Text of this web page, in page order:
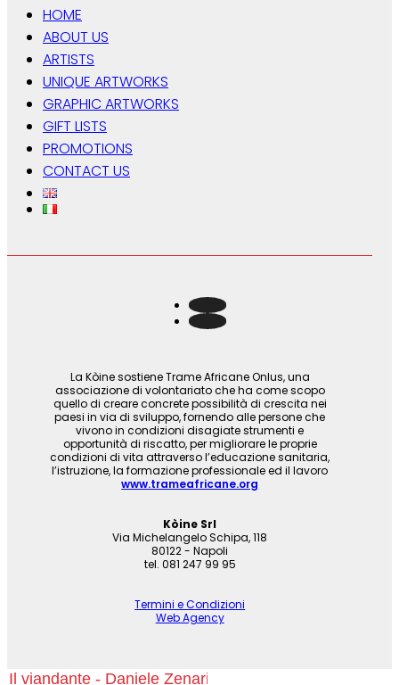
HOME
ABOUT US
ARTISTS
UNIQUE ARTWORKS
GRAPHIC ARTWORKS
GIFT LISTS
PROMOTIONS
CONTACT US
La Kòine sostiene Trame Africane Onlus, una
associazione di volontariato che ha come scopo
quello di creare concrete possibilità di crescita nei
paesi in via di sviluppo, fornendo alle persone che
vivono in condizioni disagiate strumenti e
opportunità di riscatto, per migliorare le proprie
condizioni di vita attraverso l’educazione sanitaria,
l’istruzione, la formazione professionale ed il lavoro
www.trameafricane.org
Kòine Srl
Via Michelangelo Schipa, 118
80122 - Napoli
tel. 081 247 99 95
Termini e Condizioni
Web Agency